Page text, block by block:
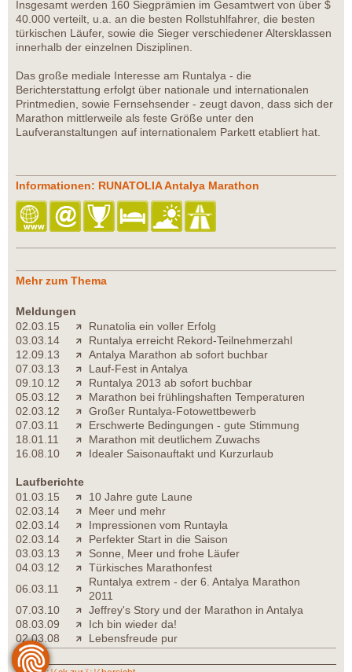
Insgesamt werden 160 Siegprämien im Gesamtwert von über $
40.000 verteilt, u.a. an die besten Rollstuhlfahrer, die besten
türkischen Läufer, sowie die Sieger verschiedener Altersklassen
innerhalb der einzelnen Disziplinen.
Das große mediale Interesse am Runtalya - die
Berichterstattung erfolgt über nationale und internationalen
Printmedien, sowie Fernsehsender - zeugt davon, dass sich der
Marathon mittlerweile als feste Größe unter den
Laufveranstaltungen auf internationalem Parkett etabliert hat.
Informationen: RUNATOLIA Antalya Marathon
Mehr zum Thema
Meldungen
02.03.15
Runatolia ein voller Erfolg
03.03.14
Runtalya erreicht Rekord-Teilnehmerzahl
12.09.13
Antalya Marathon ab sofort buchbar
07.03.13
Lauf-Fest in Antalya
09.10.12
Runtalya 2013 ab sofort buchbar
05.03.12
Marathon bei frühlingshaften Temperaturen
02.03.12
Großer Runtalya-Fotowettbewerb
07.03.11
Erschwerte Bedingungen - gute Stimmung
18.01.11
Marathon mit deutlichem Zuwachs
16.08.10
Idealer Saisonauftakt und Kurzurlaub
Laufberichte
01.03.15
10 Jahre gute Laune
02.03.14
Meer und mehr
02.03.14
Impressionen vom Runtayla
02.03.14
Perfekter Start in die Saison
03.03.13
Sonne, Meer und frohe Läufer
04.03.12
Türkisches Marathonfest
06.03.11
Runtalya extrem - der 6. Antalya Marathon
2011
07.03.10
Jeffrey's Story und der Marathon in Antalya
08.03.09
Ich bin wieder da!
02.03.08
Lebensfreude pur